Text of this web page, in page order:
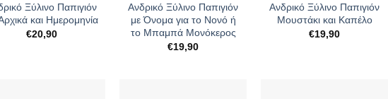
Ξύλινο Παπιγιόν
και Ημερομηνία
€20,90
Ανδρικό Ξύλινο Παπιγιόν
με Όνομα για το Νονό ή
το Μπαμπά Μονόκερος
€19,90
Ανδρικό Ξύλινο Παπιγιόν
Μουστάκι και Καπέλο
€19,90